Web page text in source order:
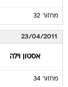
מחזור 32
23/04/2011
אסטון וילה
מחזור 34